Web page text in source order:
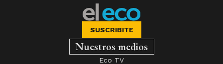
SUSCRIBITE
Nuestros medios
Eco TV